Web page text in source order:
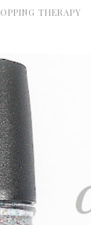
THERAPY